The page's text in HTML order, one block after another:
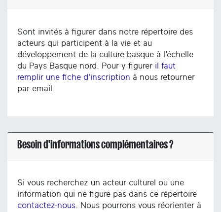
Sont invités à figurer dans notre répertoire des
acteurs qui participent à la vie et au
développement de la culture basque à l’échelle
du Pays Basque nord. Pour y figurer il faut
remplir une fiche d'inscription à nous retourner
par email.
Besoin d'informations complémentaires ?
Si vous recherchez un acteur culturel ou une
information qui ne figure pas dans ce répertoire
contactez-nous . Nous pourrons vous réorienter à